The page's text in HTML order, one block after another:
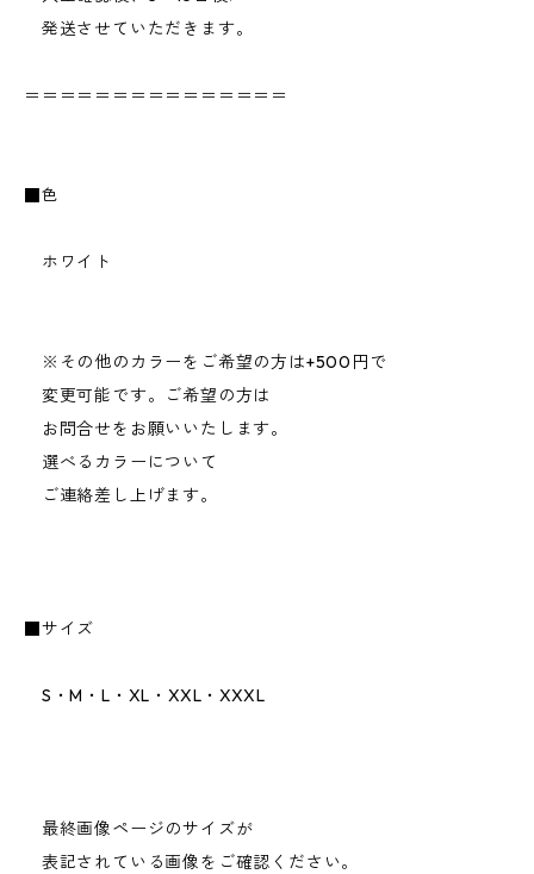
発送させていただきます。
＝＝＝＝＝＝＝＝＝＝＝＝＝＝＝
■色
ホワイト
※その他のカラーをご希望の方は+500円で
変更可能です。ご希望の方は
お問合せをお願いいたします。
選べるカラーについて
ご連絡差し上げます。
■サイズ
S・M・L・XL・XXL・XXXL
最終画像ページのサイズが
表記されている画像をご確認ください。